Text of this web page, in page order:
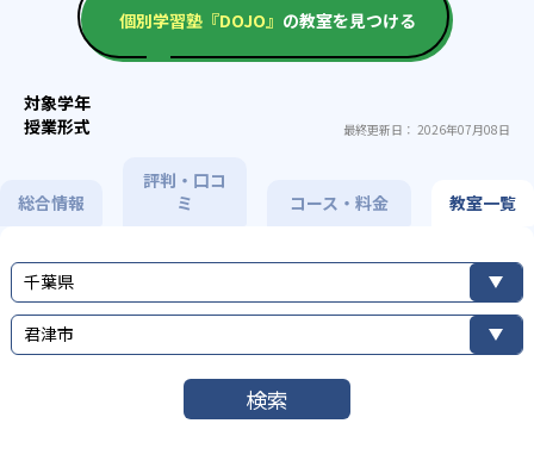
個別学習塾『DOJO』 の教室を見つける
最終更新日： 2026年07月08日
総合情報
評判・口コ
ミ
コース・料金 教室一覧
千葉県
君津市
検索